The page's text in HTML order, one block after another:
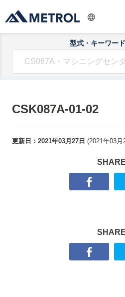
型式・キーワー
CSK087A-01-02
更新日： 2021年03月27日 (2021年03月
SHARE
SHARE